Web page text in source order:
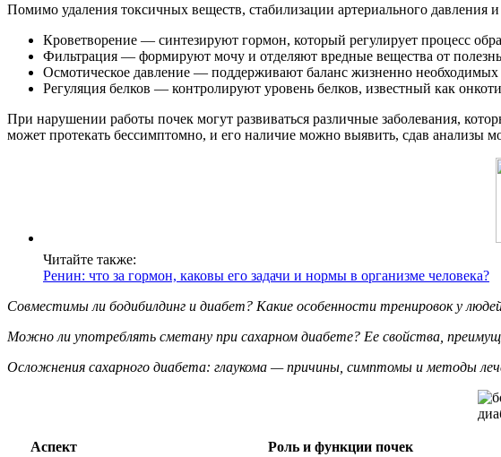
Помимо удаления токсичных веществ, стабилизации артериального
Кроветворение — синтезируют гормон, который регулирует процесс
Фильтрация — формируют мочу и отделяют вредные вещества от
Осмотическое давление — поддерживают баланс жизненно необходимых
Регуляция белков — контролируют уровень белков, известный как
При нарушении работы почек могут развиваться различные заболевания,
может протекать бессимптомно, и его наличие можно выявить, сдав анализы
Читайте также:
Ренин: что за гормон, каковы его задачи и нормы в организме человека?
Совместимы ли бодибилдинг и диабет? Какие особенности тренировок у
Можно ли употреблять сметану при сахарном диабете? Ее свойства,
Осложнения сахарного диабета: глаукома — причины, симптомы и методы
Аспект Роль и функции почек